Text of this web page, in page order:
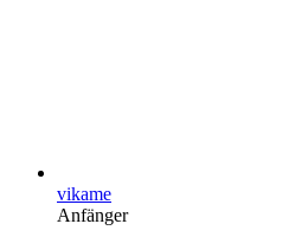
vikame
Anfänger